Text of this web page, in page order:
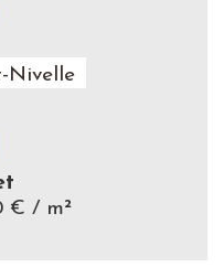
Nivelle
€ / m²